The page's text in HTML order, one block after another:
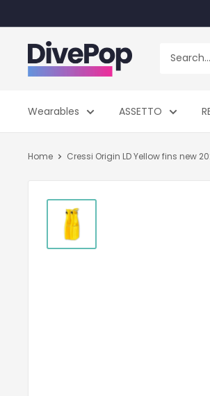
to
contentDive
Pop
Wearables ASSETTO
Home Cressi Origin LD Yellow fins new